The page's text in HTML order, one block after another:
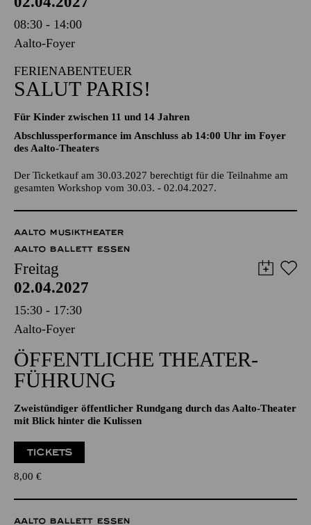
AALTO BALLETT ESSEN
Freitag
02.04.2027
08:30 - 14:00
Aalto-Foyer
FERIENABENTEUER
SALUT PARIS!
Abschlussperformance im Anschluss ab 14:00 Uhr im Foyer
des Aalto-Theaters
gesamten Workshop vom 30.03. - 02.04.2027.
AALTO MUSIKTHEATER
AALTO BALLETT ESSEN
Freitag
02.04.2027
15:30 - 17:30
Aalto-Foyer
ÖFFENTLICHE THEATER­
FÜHRUNG
Zweistündiger öffentlicher Rundgang durch das Aalto-Theater
mit Blick hinter die Kulissen
8,00 €